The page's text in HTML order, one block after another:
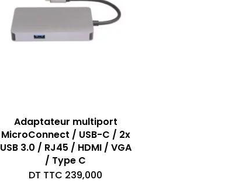
Adaptateur multiport
MicroConnect / USB-C / 2x
USB 3.0 / RJ45 / HDMI / VGA
/ Type C
DT TTC 239,000